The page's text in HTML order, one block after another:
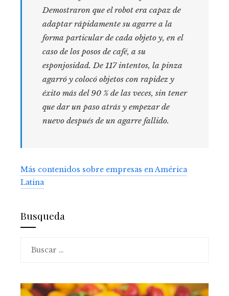
Demostraron que el robot era capaz de
adaptar rápidamente su agarre a la
forma particular de cada objeto y, en el
caso de los posos de café, a su
esponjosidad. De 117 intentos, la pinza
agarró y colocó objetos con rapidez y
éxito más del 90 % de las veces, sin tener
que dar un paso atrás y empezar de
nuevo después de un agarre fallido.
Más contenidos sobre empresas en América
Latina
Busqueda